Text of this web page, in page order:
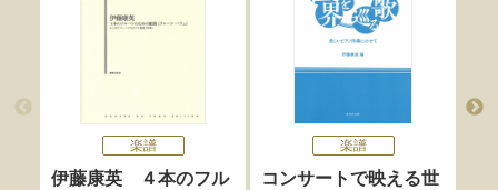
楽譜
伊藤康英 ４本のフル
楽譜
コンサートで映える世